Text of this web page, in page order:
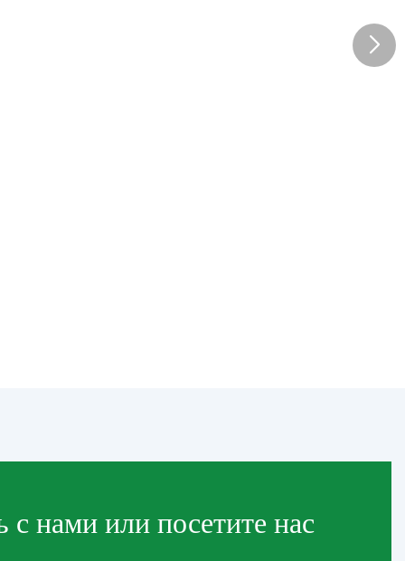
с нами или посетите нас